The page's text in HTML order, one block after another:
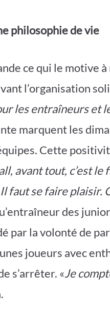
philosophie de vie
ce qui le motive
l’organisation
les entraîneurs et
marquent les
Cette
avant tout, c’est
faut se faire plaisir.
des
par la volonté de
joueurs avec
s’arrêter. «Je